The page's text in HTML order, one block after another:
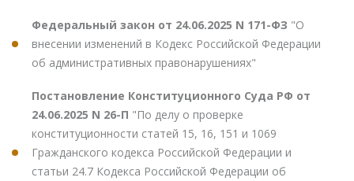
Федеральный закон от 24.06.2025 N 171-ФЗ "О
внесении изменений в Кодекс Российской Федерации
об административных правонарушениях"
Постановление Конституционного Суда РФ от
24.06.2025 N 26-П "По делу о проверке
конституционности статей 15, 16, 151 и 1069
Гражданского кодекса Российской Федерации и
статьи 24.7 Кодекса Российской Федерации об